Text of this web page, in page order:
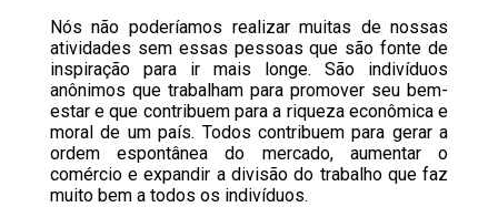
Nós não poderíamos realizar muitas de nossas
atividades sem essas pessoas que são fonte de
inspiração para ir mais longe. São indivíduos
anônimos que trabalham para promover seu bem-
estar e que contribuem para a riqueza econômica e
moral de um país. Todos contribuem para gerar a
ordem espontânea do mercado, aumentar o
comércio e expandir a divisão do trabalho que faz
muito bem a todos os indivíduos.